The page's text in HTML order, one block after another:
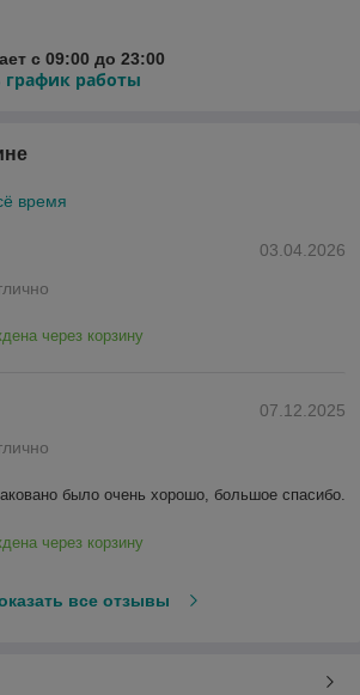
с 09:00 до 23:00
график работы
время
03.04.2026
через корзину
07.12.2025
было очень хорошо, большое спасибо.
через корзину
все отзывы